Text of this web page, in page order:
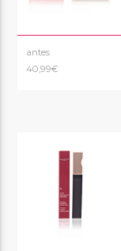
antes
40,99€